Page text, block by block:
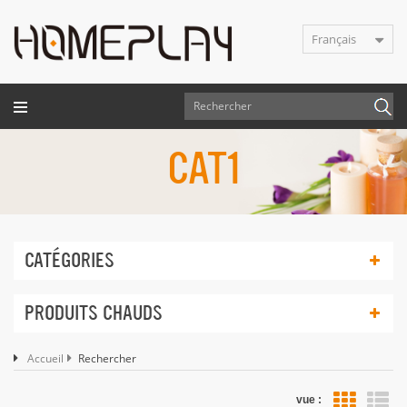
Français
CAT1
CATÉGORIES
PRODUITS CHAUDS
Accueil Rechercher
vue :